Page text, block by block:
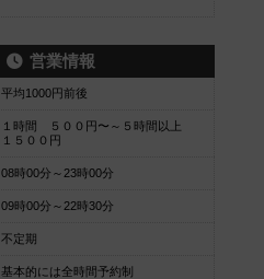
営業情報
平均1000円前後
１時間 ５００円〜～５時間以上
１５００円
08時00分～23時00分
09時00分～22時30分
不定期
基本的には全時間予約制